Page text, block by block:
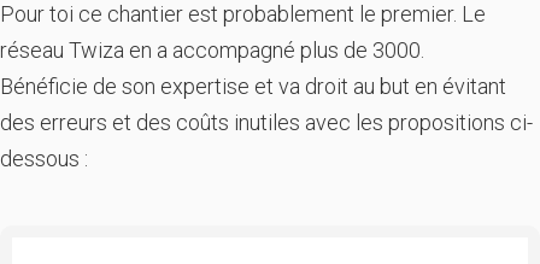
Pour toi ce chantier est probablement le premier. Le
réseau Twiza en a accompagné plus de 3000.
Bénéficie de son expertise et va droit au but en évitant
des erreurs et des coûts inutiles avec les propositions ci-
dessous :